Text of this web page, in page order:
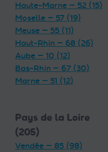
Haute-Marne — 52 (15)
Moselle — 57 (19)
Meuse — 55 (11)
Haut-Rhin — 68 (26)
Aube — 10 (12)
Bas-Rhin — 67 (30)
Marne — 51 (12)
Pays de la Loire
(205)
Vendée — 85 (98)